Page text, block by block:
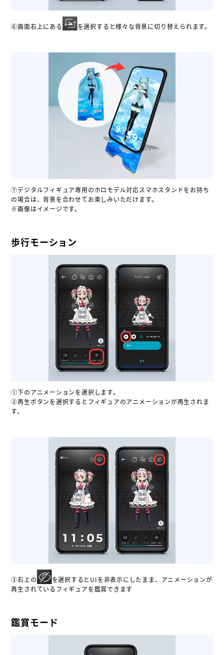
⑥画面右上にある を選択すると様々な背景に切り替えられます。
⑦デジタルフィギュア専用のホロモデル対応スマホスタンドをお持ち
の場合は、背景を合わせてお楽しみいただけます。
※画像はイメージです。
歩行モーション
①下のアニメーションを選択します。
②再生ボタンを選択するとフィギュアのアニメーションが再生されま
す。
③右上の
を選択するとUIを非表示にしたまま、アニメーションが
再生されているフィギュアを鑑賞できます
鑑賞モード